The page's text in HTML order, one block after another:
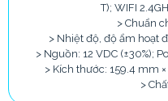
T); WIFI
> Chuẩn
> Nhiệt độ, độ ẩm hoạt
> Nguồn: 12 VDC (±30%);
> Kích thước: 159.4 mm
>